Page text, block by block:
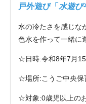
戸外遊び「 水遊び
水の冷たさを感じな
色水を作って一緒に
☆日時:令和8年7月
☆場所:こうご中央
☆対象:0歳児以上の